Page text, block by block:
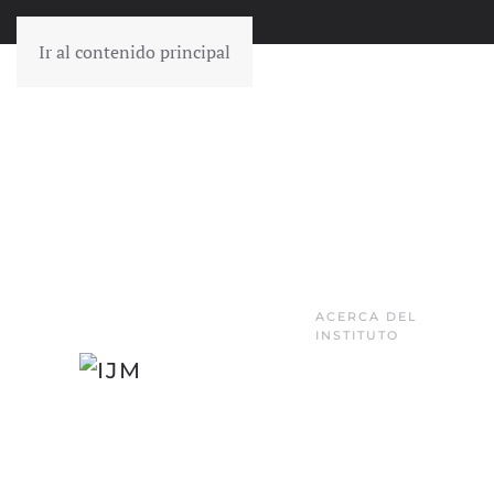
Ir al contenido principal
ACERCA DEL
INSTITUTO